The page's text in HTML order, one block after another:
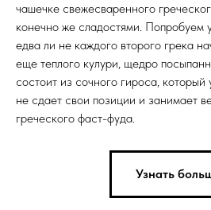
чашечке свежесваренного
конечно же сладостями. Попробуем
едва ли не каждого второго грека
еще теплого кулури, щедро
состоит из сочного гироса,
не сдает свои позиции и занимает
греческого фаст-фуда.
Узнать